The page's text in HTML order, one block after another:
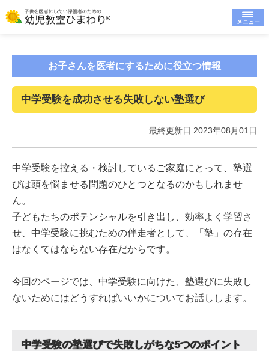
お子さんを医者にするために役立つ情報
中学受験を成功させる失敗しない塾選び
最終更新日 2023年08月01日
中学受験を控える・検討しているご家庭にとって、塾選
びは頭を悩ませる問題のひとつとなるのかもしれませ
ん。
子どもたちのポテンシャルを引き出し、効率よく学習さ
せ、中学受験に挑むための伴走者として、「塾」の存在
はなくてはならない存在だからです。
今回のページでは、中学受験に向けた、塾選びに失敗し
ないためにはどうすればいいかについてお話しします。
中学受験の塾選びで失敗しがちな5つのポイント